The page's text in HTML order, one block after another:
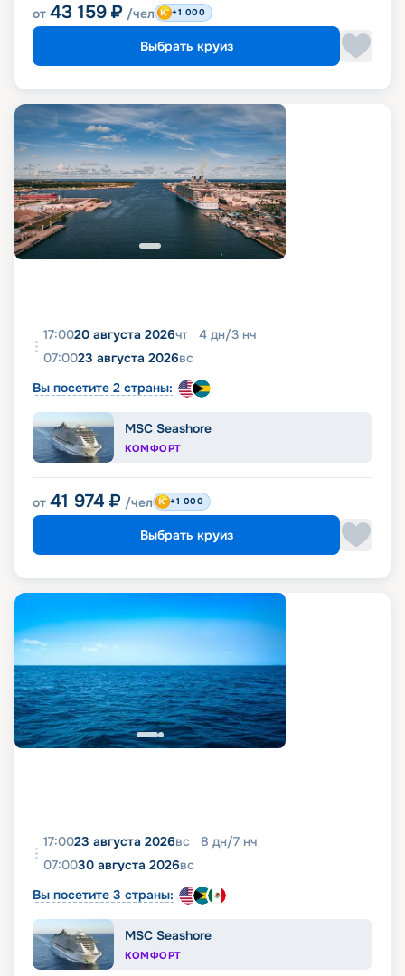
от 43 159 ₽ /чел +1 000
Выбрать круиз
17:0020 августа 2026чт 4 дн/3 нч
07:0023 августа 2026вс
Вы посетите 2 страны:
MSC Seashore
КОМФОРТ
от 41 974 ₽ /чел +1 000
Выбрать круиз
17:0023 августа 2026вс 8 дн/7 нч
07:0030 августа 2026вс
Вы посетите 3 страны:
MSC Seashore
КОМФОРТ